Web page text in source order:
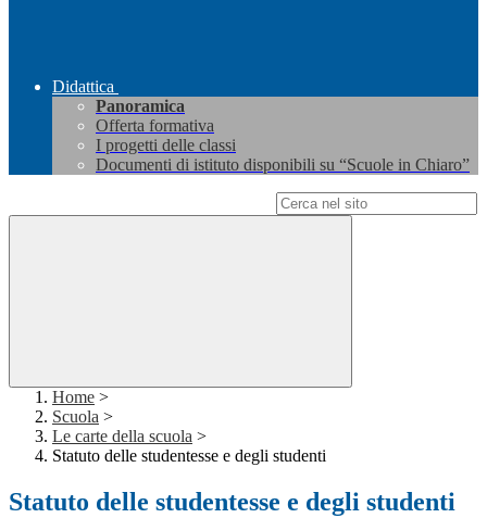
Didattica
Panoramica
Offerta formativa
I progetti delle classi
Documenti di istituto disponibili su “Scuole in Chiaro”
Home >
Scuola >
Le carte della scuola >
Statuto delle studentesse e degli studenti
Statuto delle studentesse e degli studenti